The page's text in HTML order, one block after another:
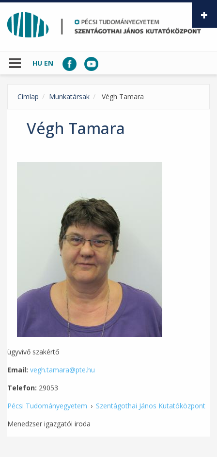
Ugrás a tartalomra
HU EN
Címlap Munkatársak Végh Tamara
Végh Tamara
ügyvivő szakértő
Email: vegh.tamara@pte.hu
Telefon: 29053
Pécsi Tudományegyetem › Szentágothai János Kutatóközpont
Menedzser igazgatói iroda